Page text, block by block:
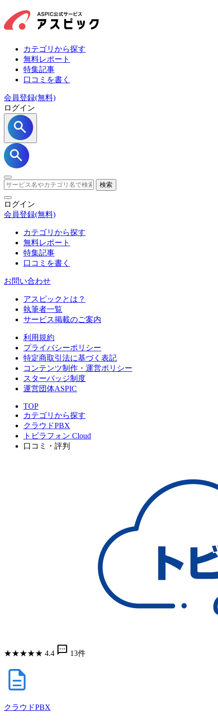
カテゴリから探す
無料レポート
特集記事
口コミを書く
会員登録(無料)
ログイン
検索
ログイン
会員登録(無料)
カテゴリから探す
無料レポート
特集記事
口コミを書く
お問い合わせ
アスピックとは？
執筆者一覧
サービス掲載のご案内
利用規約
プライバシーポリシー
特定商取引法に基づく表記
コンテンツ制作・運営ポリシー
スターバッジ制度
運営団体ASPIC
TOP
カテゴリから探す
クラウドPBX
トビラフォン Cloud
口コミ・評判
★★★★★ 4.4 sms 13件
クラウドPBX